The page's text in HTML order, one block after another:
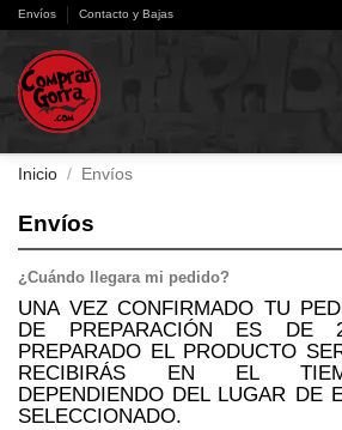
Envíos Contacto y Bajas
Inicio Envíos
Envíos
¿Cuándo llegara mi pedido?
UNA VEZ CONFIRMADO TU
DE PREPARACIÓN ES DE
PREPARADO EL PRODUCTO
RECIBIRÁS EN EL
DEPENDIENDO DEL LUGAR DE
SELECCIONADO.